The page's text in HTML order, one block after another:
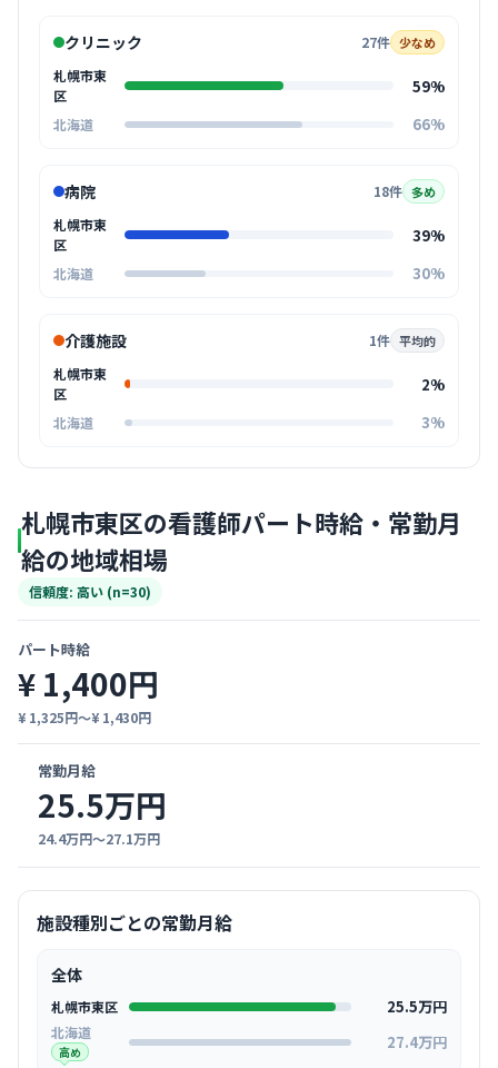
クリニック 27件 少なめ
札幌市東
区
59%
北海道 66%
病院 18件 多め
札幌市東
区
39%
北海道 30%
介護施設 1件 平均的
札幌市東
区
2%
北海道 3%
札幌市東区の看護師パート時給・常勤月
給の地域相場
信頼度: 高い (n=30)
パート時給
¥ 1,400円
¥ 1,325円〜¥ 1,430円
常勤月給
25.5万円
24.4万円〜27.1万円
施設種別ごとの常勤月給
全体
札幌市東区 25.5万円
北海道
高め 27.4万円